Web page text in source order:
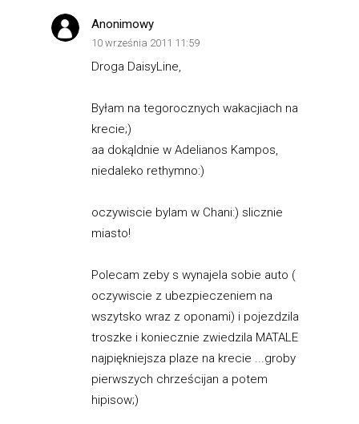
Anonimowy
10 września 2011 11:59
Droga DaisyLine,
Byłam na tegorocznych wakacjiach na
krecie;)
aa dokąldnie w Adelianos Kampos,
niedaleko rethymno:)
oczywiscie bylam w Chani:) slicznie
miasto!
Polecam zeby s wynajela sobie auto (
oczywiscie z ubezpieczeniem na
wszytsko wraz z oponami) i pojezdzila
troszke i koniecznie zwiedzila MATALE
najpiękniejsza plaze na krecie ...groby
pierwszych chrześcijan a potem
hipisow;)